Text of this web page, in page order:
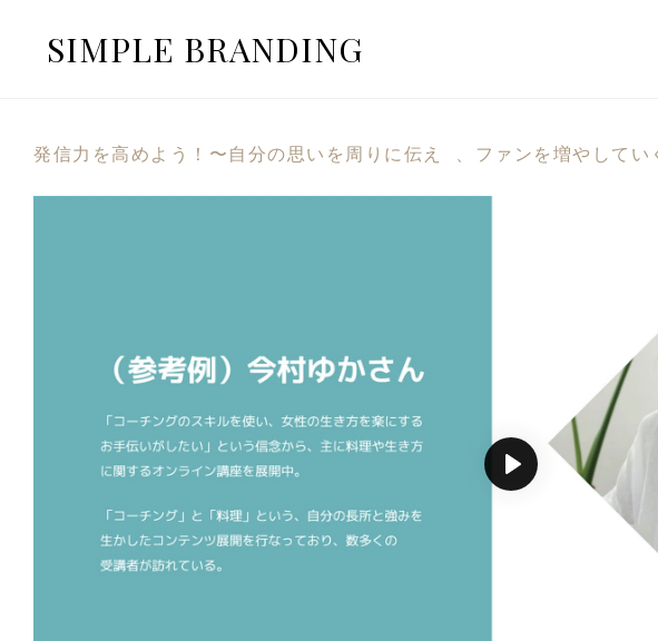
SIMPLE BRANDING
発信力を高めよう！〜自分の思いを周りに伝え 、ファンを増やしてい